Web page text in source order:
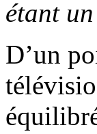
étant
D’un